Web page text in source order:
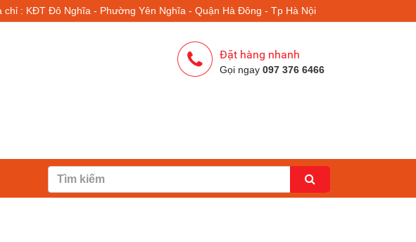
chỉ : KĐT Đô Nghĩa - Phường Yên Nghĩa - Quận Hà Đông - Tp Hà Nội
Đặt hàng nhanh
Gọi ngay 097 376 6466